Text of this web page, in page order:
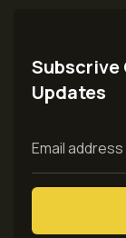
Subscrive
Updates